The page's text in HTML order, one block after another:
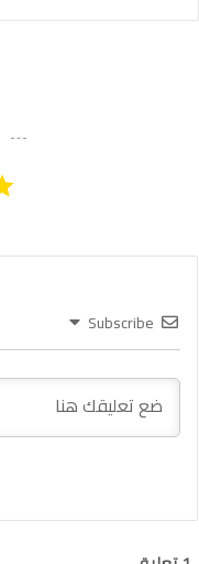
Subscribe